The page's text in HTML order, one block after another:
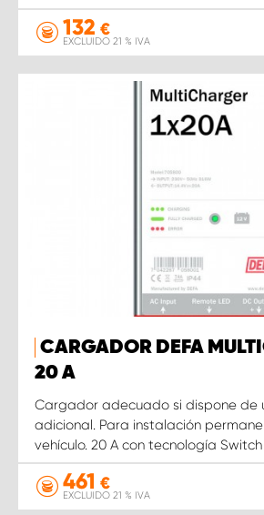
132 €
EXCLUIDO 21 % IVA
CARGADOR DEFA
20 A
Cargador adecuado si dispone de
adicional. Para instalación
vehículo. 20 A con tecnología Switch
461 €
EXCLUIDO 21 % IVA